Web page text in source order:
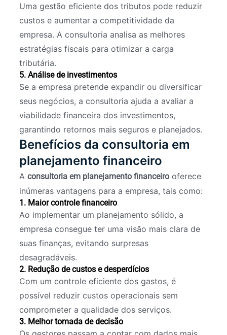
Uma gestão eficiente dos tributos pode reduzir
custos e aumentar a competitividade da
empresa. A consultoria analisa as melhores
estratégias fiscais para otimizar a carga
tributária.
5. Análise de investimentos
Se a empresa pretende expandir ou diversificar
seus negócios, a consultoria ajuda a avaliar a
viabilidade financeira dos investimentos,
garantindo retornos mais seguros e planejados.
Benefícios da consultoria em
planejamento financeiro
Aconsultoria em planejamento financeiro oferece
inúmeras vantagens para a empresa, tais como:
1. Maior controle financeiro
Ao implementar um planejamento sólido, a
empresa consegue ter uma visão mais clara de
suas finanças, evitando surpresas
desagradáveis.
2. Redução de custos e desperdícios
Com um controle eficiente dos gastos, é
possível reduzir custos operacionais sem
comprometer a qualidade dos serviços.
3. Melhor tomada de decisão